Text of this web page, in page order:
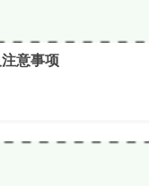
意事项